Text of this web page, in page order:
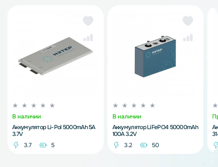
В наличии
Аккумулятор Li-Pol 5000mAh 5A
3.7V
3.7
5
В наличии
Аккумулятор LiFePO4 50000mAh
100A 3.2V
3.2
50